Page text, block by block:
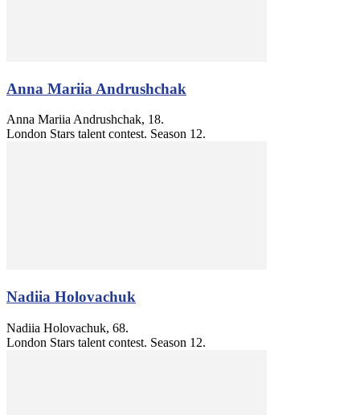
Anna Mariia Andrushchak
Anna Mariia Andrushchak, 18.
London Stars talent contest. Season 12.
Nadiia Holovachuk
Nadiia Holovachuk, 68.
London Stars talent contest. Season 12.